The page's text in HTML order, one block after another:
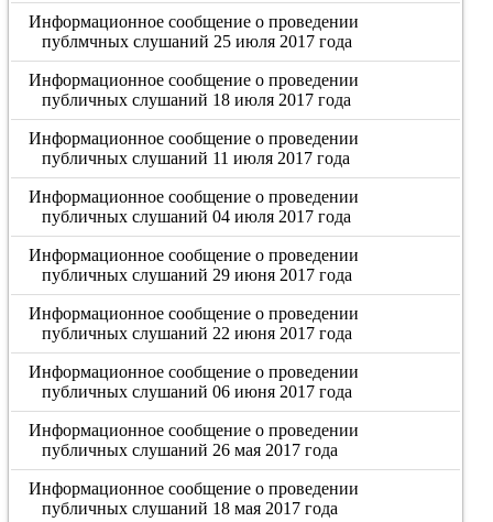
Информационное сообщение о проведении
публмчных слушаний 25 июля 2017 года
Информационное сообщение о проведении
публичных слушаний 18 июля 2017 года
Информационное сообщение о проведении
публичных слушаний 11 июля 2017 года
Информационное сообщение о проведении
публичных слушаний 04 июля 2017 года
Информационное сообщение о проведении
публичных слушаний 29 июня 2017 года
Информационное сообщение о проведении
публичных слушаний 22 июня 2017 года
Информационное сообщение о проведении
публичных слушаний 06 июня 2017 года
Информационное сообщение о проведении
публичных слушаний 26 мая 2017 года
Информационное сообщение о проведении
публичных слушаний 18 мая 2017 года